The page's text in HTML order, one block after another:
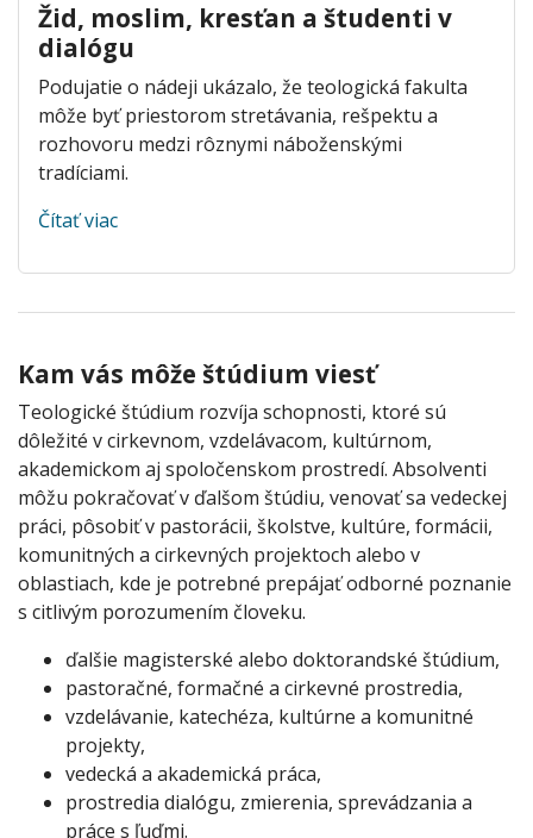
Žid, moslim, kresťan a študenti v
dialógu
Podujatie o nádeji ukázalo, že teologická fakulta
môže byť priestorom stretávania, rešpektu a
rozhovoru medzi rôznymi náboženskými
tradíciami.
Čítať viac
Kam vás môže štúdium viesť
Teologické štúdium rozvíja schopnosti, ktoré sú
dôležité v cirkevnom, vzdelávacom, kultúrnom,
akademickom aj spoločenskom prostredí. Absolventi
môžu pokračovať v ďalšom štúdiu, venovať sa vedeckej
práci, pôsobiť v pastorácii, školstve, kultúre, formácii,
komunitných a cirkevných projektoch alebo v
oblastiach, kde je potrebné prepájať odborné poznanie
s citlivým porozumením človeku.
ďalšie magisterské alebo doktorandské štúdium,
pastoračné, formačné a cirkevné prostredia,
vzdelávanie, katechéza, kultúrne a komunitné
projekty,
vedecká a akademická práca,
prostredia dialógu, zmierenia, sprevádzania a
práce s ľuďmi.